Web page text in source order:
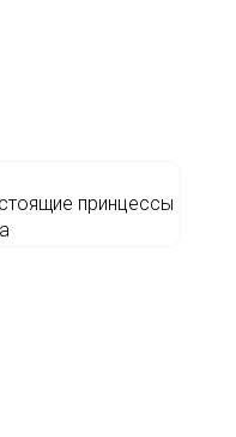
принцессы